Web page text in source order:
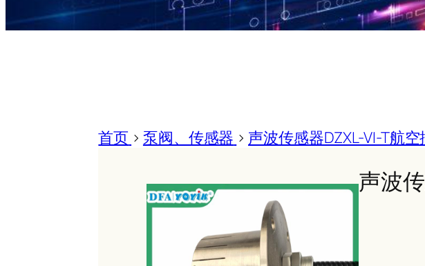
首页 > 泵阀、传感器 > 声波传感器DZXL-VI-T航
声波